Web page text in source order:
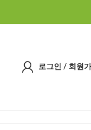
로그인 / 회원